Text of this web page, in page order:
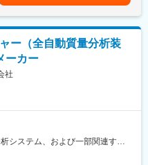
翌 1:30、6:00～14:30、5:00～
、7:30～16:00
業務上シフトがごくまれに変更
ム体制を構築するなどマネジメ
ております。また、資格取得支
返り、本人の適性や意欲、キャ
た表記です。
ー（全自動質量分析装
ーカー
社
システム、および一部関連する